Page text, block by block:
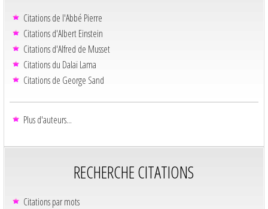
Citations de l'Abbé Pierre
Citations d'Albert Einstein
Citations d'Alfred de Musset
Citations du Dalaï Lama
Citations de George Sand
Plus d'auteurs...
RECHERCHE CITATIONS
Citations par mots